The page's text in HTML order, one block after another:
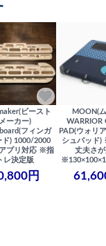
ビースト
メーカー)
フィンガ
ド) 1000/2000
プリ対応 ※指
トレ決定版
円
MOON(
WARRIOR
PAD(ウォリ
シュパッド)
丈夫さ